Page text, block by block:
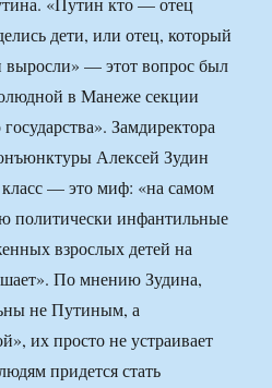
дети, или отец, который
выросли» — этот вопрос был
в Манеже секции
Замдиректора
Алексей Зудин
класс — это миф: «на самом
политически инфантильные
взрослых детей на
По мнению Зудина,
не Путиным, а
их просто не устраивает
придется стать